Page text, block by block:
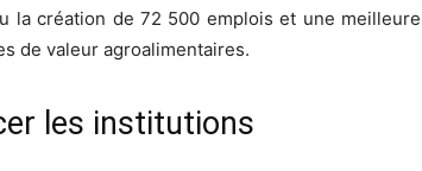
la création de 72 500 emplois et une meilleure
de valeur agroalimentaires.
les institutions